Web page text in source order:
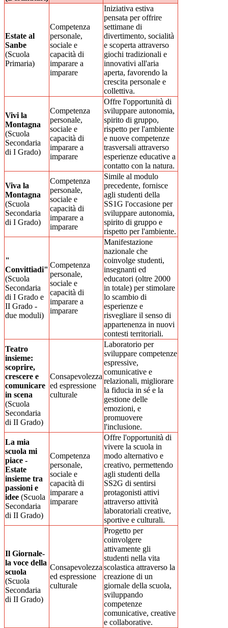
Estate al
Sanbe
(Scuola
Primaria)
Competenza
personale,
sociale e
capacità di
imparare a
imparare
Iniziativa estiva
pensata per offrire
settimane di
divertimento, socialità
e scoperta attraverso
giochi tradizionali e
innovativi all'aria
aperta, favorendo la
crescita personale e
collettiva.
Vivi la
Montagna
(Scuola
Secondaria
di I Grado)
Competenza
personale,
sociale e
capacità di
imparare a
imparare
Offre l'opportunità di
sviluppare autonomia,
spirito di gruppo,
rispetto per l'ambiente
e nuove competenze
trasversali attraverso
esperienze educative a
contatto con la natura.
Viva la
Montagna
(Scuola
Secondaria
di I Grado)
Competenza
personale,
sociale e
capacità di
imparare a
imparare
Simile al modulo
precedente, fornisce
agli studenti della
SS1G l'occasione per
sviluppare autonomia,
spirito di gruppo e
rispetto per l'ambiente.
"
Convittiadi"
(Scuola
Secondaria
di I Grado e
II Grado -
due moduli)
Competenza
personale,
sociale e
capacità di
imparare a
imparare
Manifestazione
nazionale che
coinvolge studenti,
insegnanti ed
educatori (oltre 2000
in totale) per stimolare
lo scambio di
esperienze e
risvegliare il senso di
appartenenza in nuovi
contesti territoriali.
Teatro
insieme:
scoprire,
crescere e
comunicare
in scena
(Scuola
Secondaria
di II Grado)
Consapevolezza
ed espressione
culturale
Laboratorio per
sviluppare competenze
espressive,
comunicative e
relazionali, migliorare
la fiducia in sé e la
gestione delle
emozioni, e
promuovere
l'inclusione.
La mia
scuola mi
piace -
Estate
insieme tra
passioni e
idee (Scuola
Secondaria
di II Grado)
Competenza
personale,
sociale e
capacità di
imparare a
imparare
Offre l'opportunità di
vivere la scuola in
modo alternativo e
creativo, permettendo
agli studenti della
SS2G di sentirsi
protagonisti attivi
attraverso attività
laboratoriali creative,
sportive e culturali.
Il Giornale-
la voce della
scuola
(Scuola
Secondaria
di II Grado)
Consapevolezza
ed espressione
culturale
Progetto per
coinvolgere
attivamente gli
studenti nella vita
scolastica attraverso la
creazione di un
giornale della scuola,
sviluppando
competenze
comunicative, creative
e collaborative.